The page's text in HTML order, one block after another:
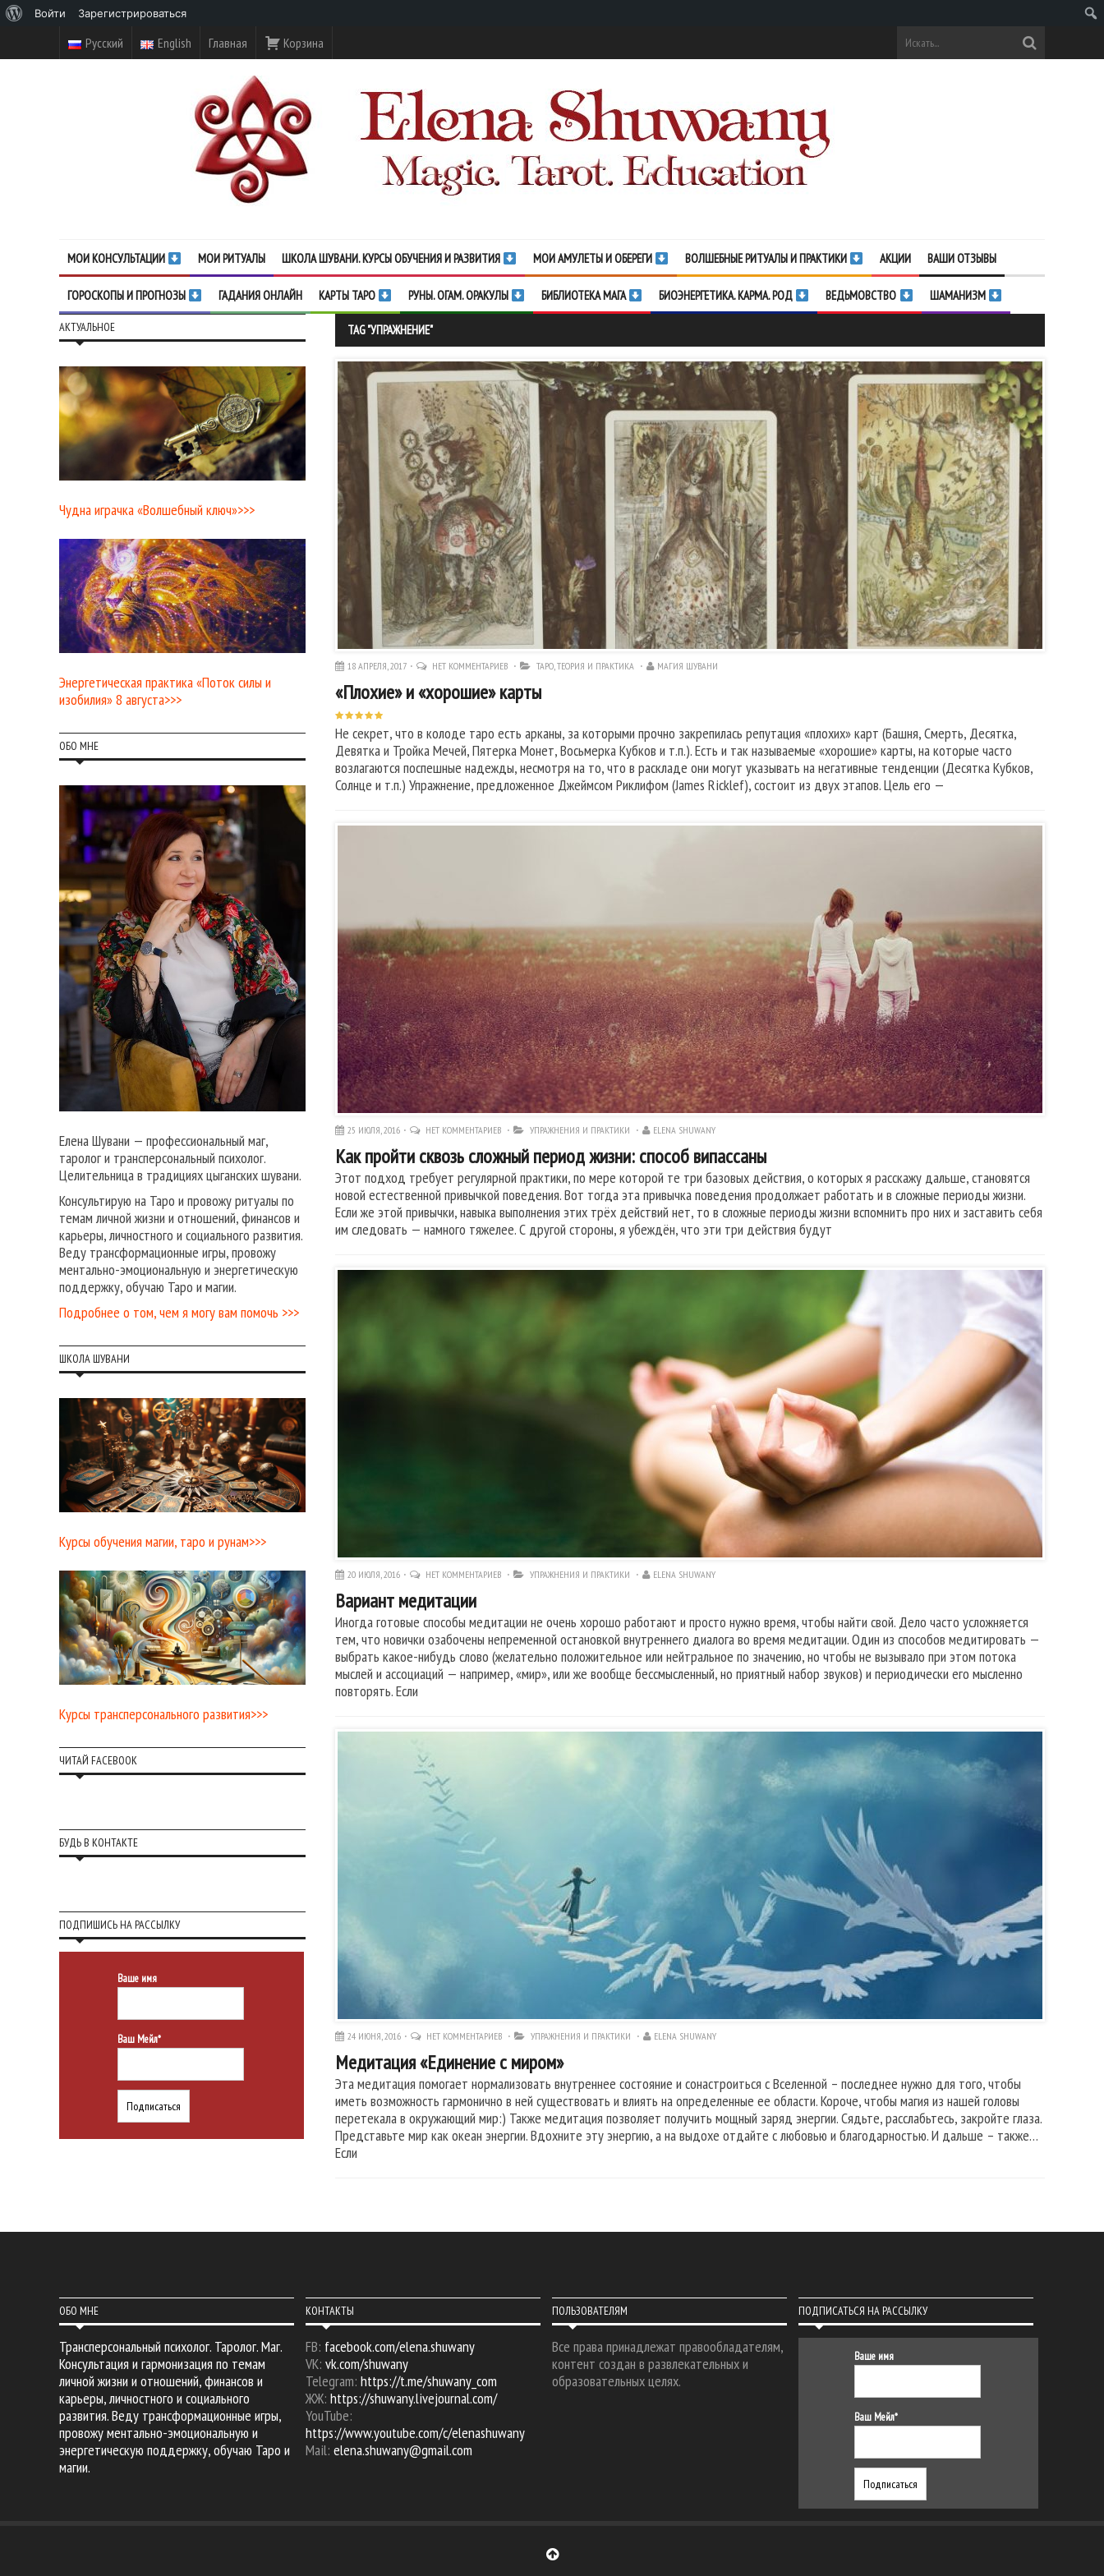
Русский English Главная Корзина
МОИ КОНСУЛЬТАЦИИ МОИ РИТУАЛЫ ШКОЛА ШУВАНИ. КУРСЫ ОБУЧЕНИЯ И РАЗВИТИЯ МОИ АМУЛЕТЫ И ОБЕРЕГИ ВОЛШЕБНЫЕ РИТУАЛЫ И ПРАКТИКИ АКЦИИ ВАШИ ОТЗЫВЫ
ГОРОСКОПЫ И ПРОГНОЗЫ ГАДАНИЯ ОНЛАЙН КАРТЫ ТАРО РУНЫ. ОГАМ. ОРАКУЛЫ БИБЛИОТЕКА МАГА БИОЭНЕРГЕТИКА. КАРМА. РОД ВЕДЬМОВСТВО ШАМАНИЗМ
TAG "УПРАЖНЕНИЕ"
18 АПРЕЛЯ, 2017 НЕТ КОММЕНТАРИЕВ ТАРО,ТЕОРИЯ И ПРАКТИКА МАГИЯ ШУВАНИ
«Плохие» и «хорошие» карты
Не секрет, что в колоде таро есть арканы, за которыми прочно закрепилась репутация «плохих» карт (Башня, Смерть, Десятка,
Девятка и Тройка Мечей, Пятерка Монет, Восьмерка Кубков и т.п.). Есть и так называемые «хорошие» карты, на которые часто
возлагаются поспешные надежды, несмотря на то, что в раскладе они могут указывать на негативные тенденции (Десятка Кубков,
Солнце и т.п.) Упражнение, предложенное Джеймсом Риклифом (James Ricklef), состоит из двух этапов. Цель его —
25 ИЮЛЯ, 2016 НЕТ КОММЕНТАРИЕВ УПРАЖНЕНИЯ И ПРАКТИКИ ELENA SHUWANY
Как пройти сквозь сложный период жизни: способ випассаны
Этот подход требует регулярной практики, по мере которой те три базовых действия, о которых я расскажу дальше, становятся
новой естественной привычкой поведения. Вот тогда эта привычка поведения продолжает работать и в сложные периоды жизни.
Если же этой привычки, навыка выполнения этих трёх действий нет, то в сложные периоды жизни вспомнить про них и заставить себя
им следовать — намного тяжелее. С другой стороны, я убеждён, что эти три действия будут
20 ИЮЛЯ, 2016 НЕТ КОММЕНТАРИЕВ УПРАЖНЕНИЯ И ПРАКТИКИ ELENA SHUWANY
Вариант медитации
Иногда готовые способы медитации не очень хорошо работают и просто нужно время, чтобы найти свой. Дело часто усложняется
тем, что новички озабочены непременной остановкой внутреннего диалога во время медитации. Один из способов медитировать —
выбрать какое-нибудь слово (желательно положительное или нейтральное по значению, но чтобы не вызывало при этом потока
мыслей и ассоциаций — например, «мир», или же вообще бессмысленный, но приятный набор звуков) и периодически его мысленно
повторять. Если
24 ИЮНЯ, 2016 НЕТ КОММЕНТАРИЕВ УПРАЖНЕНИЯ И ПРАКТИКИ ELENA SHUWANY
Медитация «Единение с миром»
Эта медитация помогает нормализовать внутреннее состояние и сонастроиться с Вселенной – последнее нужно для того, чтобы
иметь возможность гармонично в ней существовать и влиять на определенные ее области. Короче, чтобы магия из нашей головы
перетекала в окружающий мир:) Также медитация позволяет получить мощный заряд энергии. Сядьте, расслабьтесь, закройте глаза.
Представьте мир как океан энергии. Вдохните эту энергию, а на выдохе отдайте с любовью и благодарностью. И дальше – также…
Если
АКТУАЛЬНОЕ
Чудна играчка «Волшебный ключ»>>>
Энергетическая практика «Поток силы и
изобилия» 8 августа>>>
ОБО МНЕ
Елена Шувани — профессиональный маг,
таролог и трансперсональный психолог.
Целительница в традициях цыганских шувани.
Консультирую на Таро и провожу ритуалы по
темам личной жизни и отношений, финансов и
карьеры, личностного и социального развития.
Веду трансформационные игры, провожу
ментально-эмоциональную и энергетическую
поддержку, обучаю Таро и магии.
Подробнее о том, чем я могу вам помочь >>>
ШКОЛА ШУВАНИ
Курсы обучения магии, таро и рунам>>>
Курсы трансперсонального развития>>>
ЧИТАЙ FACEBOOK
БУДЬ В КОНТАКТЕ
ПОДПИШИСЬ НА РАССЫЛКУ
Ваше имя
Ваш Мейл*
ОБО МНЕ
Трансперсональный психолог. Таролог. Маг.
Консультация и гармонизация по темам
личной жизни и отношений, финансов и
карьеры, личностного и социального
развития. Веду трансформационные игры,
провожу ментально-эмоциональную и
энергетическую поддержку, обучаю Таро и
магии.
КОНТАКТЫ
FB: facebook.com/elena.shuwany
VK: vk.com/shuwany
Telegram: https://t.me/shuwany_com
ЖЖ: https://shuwany.livejournal.com/
YouTube:
https://www.youtube.com/c/elenashuwany
Mail: elena.shuwany@gmail.com
ПОЛЬЗОВАТЕЛЯМ
Все права принадлежат правообладателям,
контент создан в развлекательных и
образовательных целях.
ПОДПИСАТЬСЯ НА РАССЫЛКУ
Ваше имя
Ваш Мейл*
WordPress
Войти Зарегистрироваться